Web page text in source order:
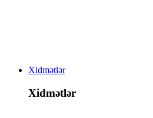
Xidmətlər
Xidmətlər